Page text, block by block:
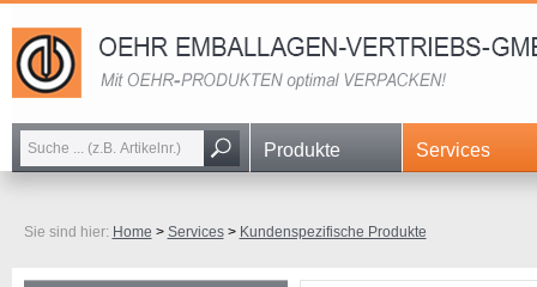
Navigation
überspringen
Produkte Services
Sie sind hier: Home > Services> Kundenspezifische Produkte